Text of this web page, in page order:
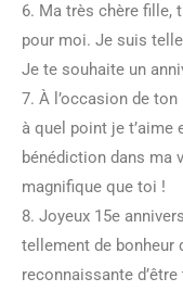
6. Ma très chère fille,
pour moi. Je suis
Je te souhaite un
7. À l’occasion de
à quel point je t’aime
bénédiction dans ma
magnifique que toi !
8. Joyeux 15e
tellement de bonheur
reconnaissante